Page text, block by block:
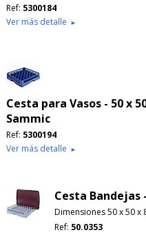
Ref: 5300184
Ver más detalle ►
Cesta para Vasos - 50 x
Sammic
Ref: 5300194
Ver más detalle ►
Cesta Bandejas
Dimensiones 50 x 50 x
Ref: 50.0353